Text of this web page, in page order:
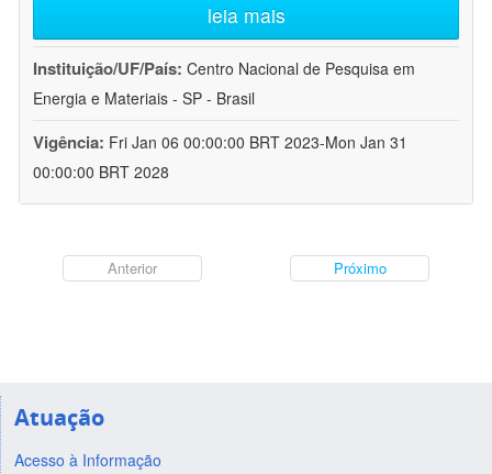
leia mais
Instituição/UF/País: Centro Nacional de Pesquisa em
Energia e Materiais - SP - Brasil
Vigência: Fri Jan 06 00:00:00 BRT 2023-Mon Jan 31
00:00:00 BRT 2028
Anterior Próximo
Atuação
Acesso à Informação